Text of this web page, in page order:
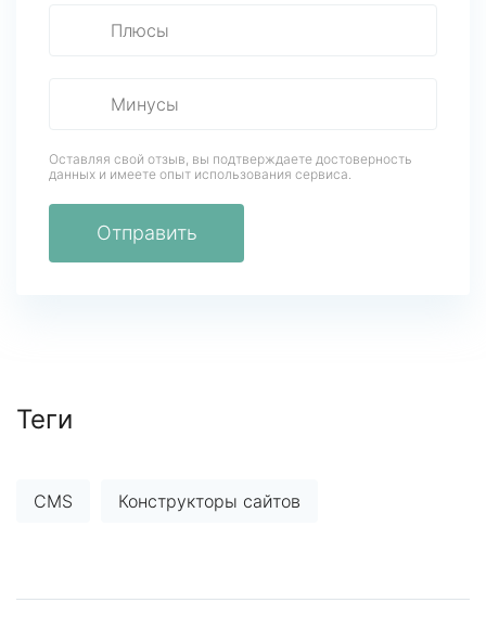
Оставляя свой отзыв, вы подтверждаете достоверность
данных и имеете опыт использования сервиса.
Отправить
Теги
CMS Конструкторы сайтов